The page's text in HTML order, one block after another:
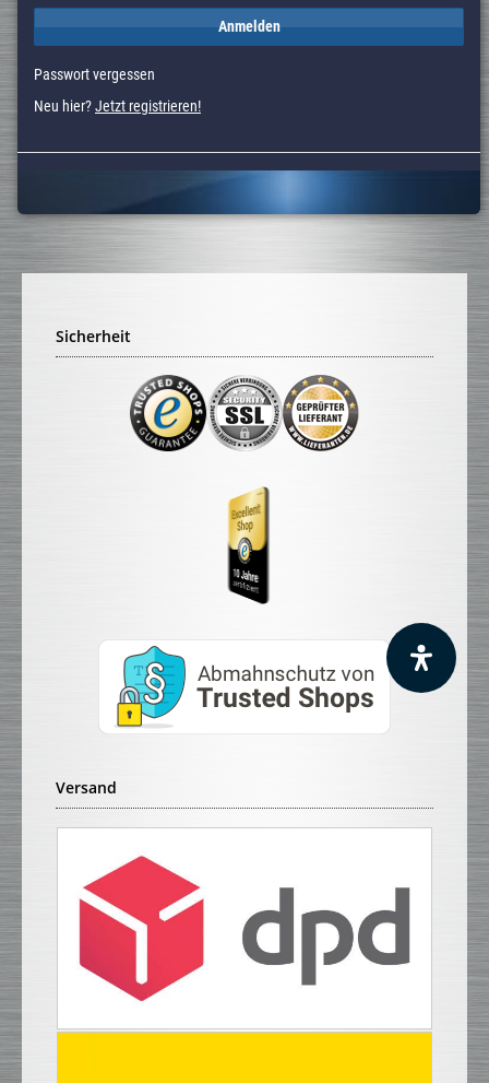
Anmelden
Passwort vergessen
Neu hier?Jetzt registrieren!
Sicherheit
Versand